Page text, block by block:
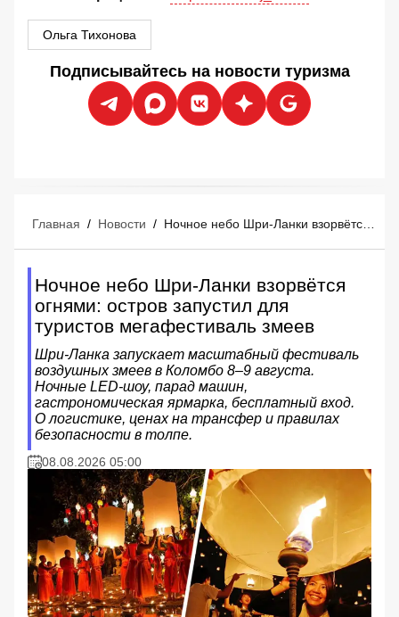
Ольга Тихонова
Подписывайтесь на новости туризма
Главная / Новости / Ночное небо Шри-Ланки взорвётся огнями: остров запустил для туристов мегафестиваль змеев
Ночное небо Шри-Ланки взорвётся
огнями: остров запустил для
туристов мегафестиваль змеев
Шри-Ланка запускает масштабный фестиваль
воздушных змеев в Коломбо 8–9 августа.
Ночные LED-шоу, парад машин,
гастрономическая ярмарка, бесплатный вход.
О логистике, ценах на трансфер и правилах
безопасности в толпе.
08.08.2026 05:00